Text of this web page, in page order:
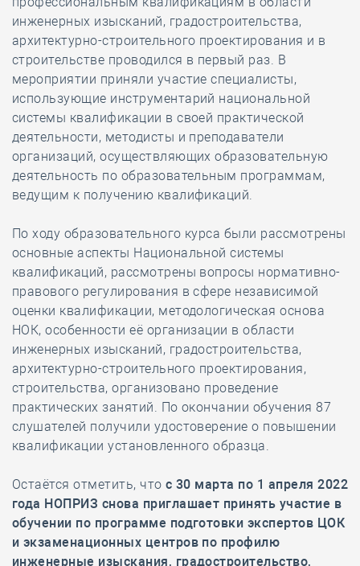
инженерных изысканий, градостроительства,
архитектурно-строительного проектирования и в
строительстве проводился в первый раз. В
мероприятии приняли участие специалисты,
использующие инструментарий национальной
системы квалификации в своей практической
деятельности, методисты и преподаватели
организаций, осуществляющих образовательную
деятельность по образовательным программам,
ведущим к получению квалификаций.
По ходу образовательного курса были рассмотрены
основные аспекты Национальной системы
квалификаций, рассмотрены вопросы нормативно-
правового регулирования в сфере независимой
оценки квалификации, методологическая основа
НОК, особенности её организации в области
инженерных изысканий, градостроительства,
архитектурно-строительного проектирования,
строительства, организовано проведение
практических занятий. По окончании обучения 87
слушателей получили удостоверение о повышении
квалификации установленного образца.
Остаётся отметить, чтос 30 марта по 1 апреля 2022
года НОПРИЗ снова приглашает принять участие в
обучении по программе подготовки экспертов ЦОК
и экзаменационных центров по профилю
инженерные изыскания, градостроительство,